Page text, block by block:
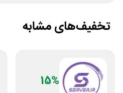
تخفیف‌های مشابه
15%